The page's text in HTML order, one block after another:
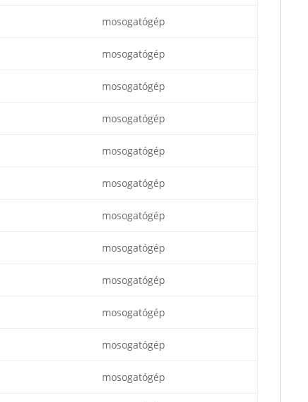
mosogatógép
mosogatógép
mosogatógép
mosogatógép
mosogatógép
mosogatógép
mosogatógép
mosogatógép
mosogatógép
mosogatógép
mosogatógép
mosogatógép